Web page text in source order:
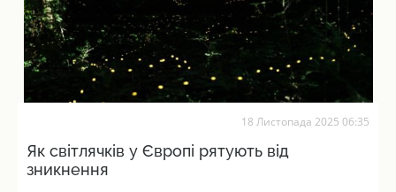
18 Листопада 2025 06:35
Як світлячків у Європі рятують від
зникнення